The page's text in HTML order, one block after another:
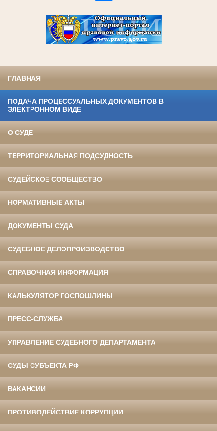
ГЛАВНАЯ
ПОДАЧА ПРОЦЕССУАЛЬНЫХ ДОКУМЕНТОВ В
ЭЛЕКТРОННОМ ВИДЕ
О СУДЕ
ТЕРРИТОРИАЛЬНАЯ ПОДСУДНОСТЬ
СУДЕЙСКОЕ СООБЩЕСТВО
НОРМАТИВНЫЕ АКТЫ
ДОКУМЕНТЫ СУДА
СУДЕБНОЕ ДЕЛОПРОИЗВОДСТВО
СПРАВОЧНАЯ ИНФОРМАЦИЯ
КАЛЬКУЛЯТОР ГОСПОШЛИНЫ
ПРЕСС-СЛУЖБА
УПРАВЛЕНИЕ СУДЕБНОГО ДЕПАРТАМЕНТА
СУДЫ СУБЪЕКТА РФ
ВАКАНСИИ
ПРОТИВОДЕЙСТВИЕ КОРРУПЦИИ